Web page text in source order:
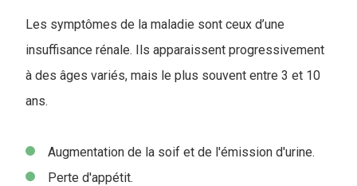
Les symptômes de la maladie sont ceux d’une
insuffisance rénale. Ils apparaissent progressivement
à des âges variés, mais le plus souvent entre 3 et 10
ans.
Augmentation de la soif et de l'émission d'urine.
Perte d'appétit.